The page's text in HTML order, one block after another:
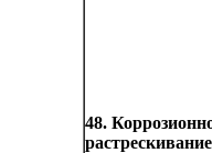
48.
растрескивание